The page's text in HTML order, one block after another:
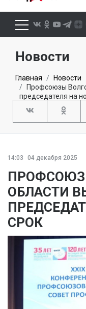
Новости
Главная
Новости
Профсоюзы
председателя на
14:03 04 декабря 2025
ОБЛАСТИ
СРОК